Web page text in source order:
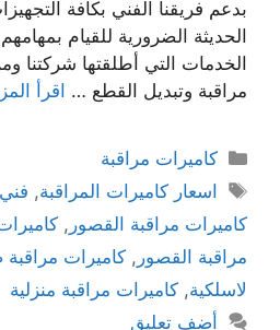
بدعم فريقنا الفني بكافة
الحديثة الضرورية للقيام
الخدمات التي أطلقتها شركتنا
مراقبة وتبديل القطع … اقرأ
كاميرات مراقبة
اسعار كاميرات المراقبة,
كاميرات مراقبة القصور ,
مراقبة القصور , كاميرات مراقبة
لاسلكية, كاميرات مراقبة منزلية
أضف تعليق